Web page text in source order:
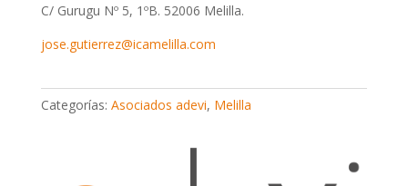
C/ Gurugu Nº 5, 1ºB. 52006 Melilla.
jose.gutierrez@icamelilla.com
Categorías: Asociados adevi, Melilla